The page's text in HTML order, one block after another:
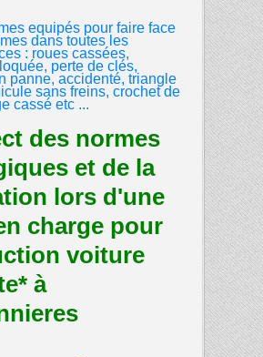
equipés pour faire face
dans toutes les
: roues cassées,
perte de clés,
panne, accidenté, triangle
sans freins, crochet de
cassé etc ...
des normes
et de la
lors d'une
charge pour
voiture
à